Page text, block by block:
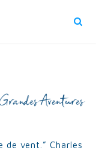
de vent.” Charles